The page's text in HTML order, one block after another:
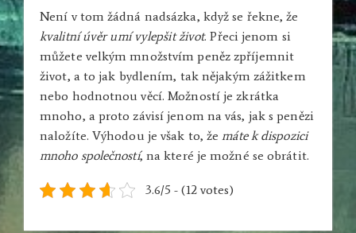
Není v tom žádná nadsázka, když se řekne, že
kvalitní úvěr umí vylepšit život. Přeci jenom si
můžete velkým množstvím peněz zpříjemnit
život, a to jak bydlením, tak nějakým zážitkem
nebo hodnotnou věcí. Možností je zkrátka
mnoho, a proto závisí jenom na vás, jak s penězi
naložíte. Výhodou je však to, že máte k dispozici
mnoho společností, na které je možné se obrátit.
3.6/5 - (12 votes)